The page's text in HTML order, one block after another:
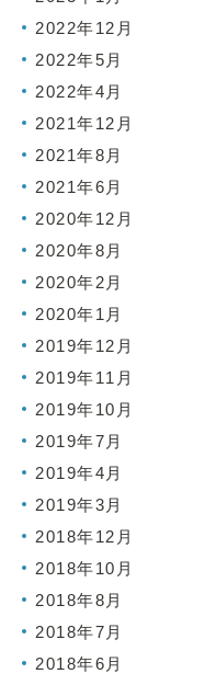
2022年12月
2022年5月
2022年4月
2021年12月
2021年8月
2021年6月
2020年12月
2020年8月
2020年2月
2020年1月
2019年12月
2019年11月
2019年10月
2019年7月
2019年4月
2019年3月
2018年12月
2018年10月
2018年8月
2018年7月
2018年6月